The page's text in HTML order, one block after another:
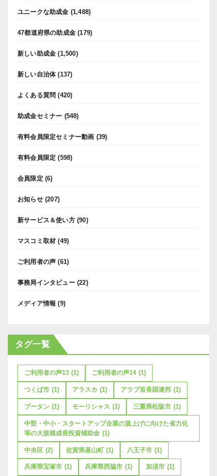
ユニークな助成金 (1,488)
47都道府県の助成金 (179)
新しい助成金 (1,500)
新しい自治体(137)
よくある質問 (420)
助成金セミナー (548)
有料会員限定セミナー動画 (39)
有料会員限定 (598)
会員限定 (6)
お知らせ(207)
新サービス＆使い方(90)
マスコミ取材 (49)
ご利用者の声 (61)
事務局インタビュー(22)
メディア情報 (9)
タグ一覧
ご利用者の声13 (1) ご利用者の声14 (1)
つくば市 (1) アラスカ (1) アラブ首長国連邦 (1)
ブータン (1) モーリシャス (1) 三重県松阪市 (1)
中堅・中小・スタートアップ企業の賃上げに向けた省力化
等の大規模成長投資補助金 (1)
中央区 (2) 佐賀県基山町 (1) 八王子市 (1)
兵庫県宝塚市 (1) 兵庫県西脇市 (1) 加須市 (1)